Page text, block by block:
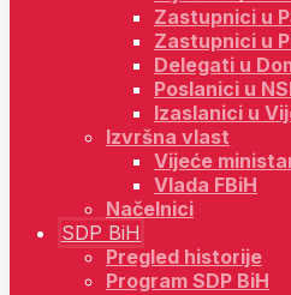
Zastupnici u
Zastupnici u
Delegati u
Poslanici u
Izaslanici u
Izvršna vlast
Vijeće
Vlada FBiH
Načelnici
SDP BiH
Pregled historije
Program SDP BiH